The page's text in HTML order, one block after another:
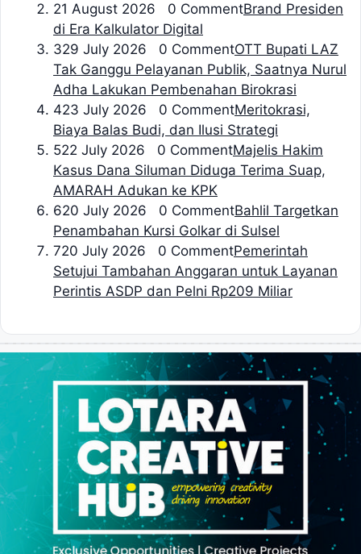
21 August 2026 0 CommentBrand Presiden
di Era Kalkulator Digital
329 July 2026 0 CommentOTT Bupati LAZ
Tak Ganggu Pelayanan Publik, Saatnya Nurul
Adha Lakukan Pembenahan Birokrasi
423 July 2026 0 CommentMeritokrasi,
Biaya Balas Budi, dan Ilusi Strategi
522 July 2026 0 CommentMajelis Hakim
Kasus Dana Siluman Diduga Terima Suap,
AMARAH Adukan ke KPK
620 July 2026 0 CommentBahlil Targetkan
Penambahan Kursi Golkar di Sulsel
720 July 2026 0 CommentPemerintah
Setujui Tambahan Anggaran untuk Layanan
Perintis ASDP dan Pelni Rp209 Miliar